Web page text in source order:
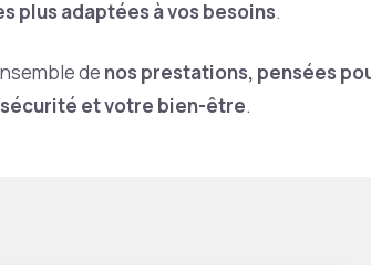
plus adaptées à vos besoins.
de nos prestations, pensées
et votre bien-être.